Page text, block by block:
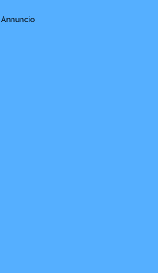
Annuncio